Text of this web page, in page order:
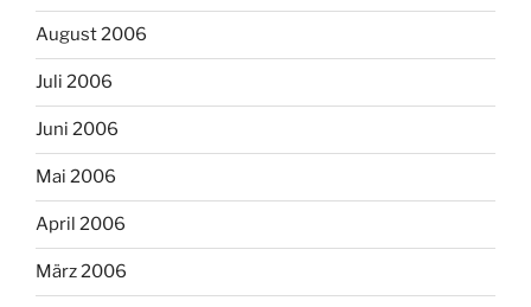
August 2006
Juli 2006
Juni 2006
Mai 2006
April 2006
März 2006